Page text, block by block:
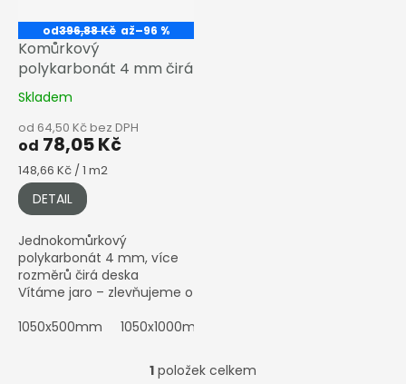
u od396,88 Kč až–96 %
Komůrkový
polykarbonát 4 mm čirá
Skladem
od 64,50 Kč bez DPH
od 78,05 Kč
Měrná
cena:
148,66 Kč / 1 m2
DETAIL
Jednokomůrkový
polykarbonát 4 mm, více
rozměrů čirá deska
Vítáme jaro – zlevňujeme o
snížená. Stav k --.--.----....
1050x500mm 1050x1000mm
O
1 položek celkem